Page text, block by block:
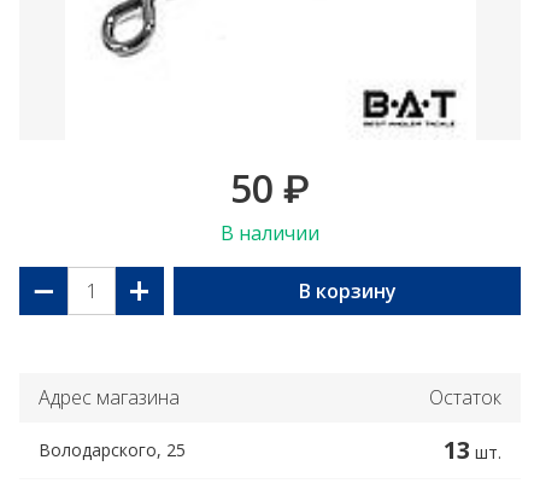
50 ₽
В наличии
− + В корзину
Адрес магазина Остаток
Володарского, 25 13 шт.